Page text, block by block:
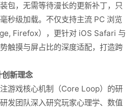
包，无需等待漫长的更新补丁，只
秒级加载。不仅支持主流 PC 浏览
Firefox），更针对 iOS Safari 与
触摸与屏占比的深度适配，打造跨
创新理念
游戏核心机制（Core Loop）的研
发团队深入研究玩家心理学、数值